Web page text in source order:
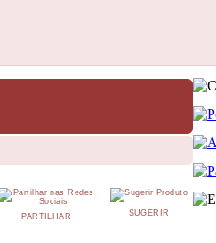
SUGERIR
PARTILHAR